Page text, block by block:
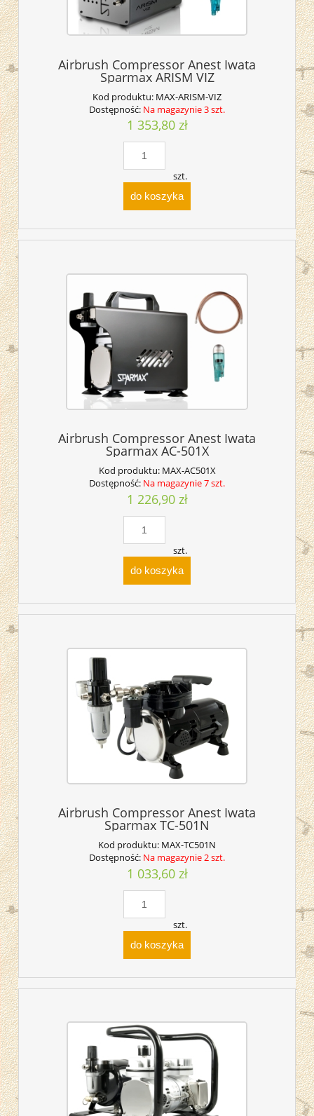
Airbrush Compressor Anest Iwata
Sparmax ARISM VIZ
Kod produktu: MAX-ARISM-VIZ
Dostępność: Na magazynie 3 szt.
1 353,80 zł
szt.
do koszyka
Airbrush Compressor Anest Iwata
Sparmax AC-501X
Kod produktu: MAX-AC501X
Dostępność: Na magazynie 7 szt.
1 226,90 zł
szt.
do koszyka
Airbrush Compressor Anest Iwata
Sparmax TC-501N
Kod produktu: MAX-TC501N
Dostępność: Na magazynie 2 szt.
1 033,60 zł
szt.
do koszyka